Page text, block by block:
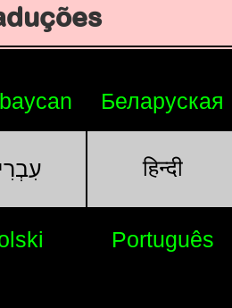
Беларуская
हिन्दी
Português